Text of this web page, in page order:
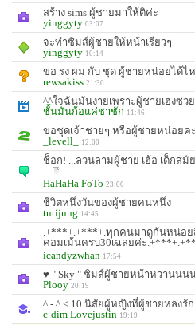
สร้าง sims ผู้ชายมาให้ติค่ะ
yinggyty 03:07
จะทำซิมส์ผู้ชายให้หน้าเรียวๆ
yinggyty 10:14
ขอ รง ผม กับ ชุด ผู้ชายหน่อยได้
rewsakiss 21:30
^^ใจฉันมันง่ายเพราะผู้ชายเฮงซว
ชั้นมันก้อแค่ชาชัก 11:46
ขอชุดเจ้าชายๆ หรือผู้ชายหน่อยคะ
_levell_
12:00
ช็อก! ...ลวนลามผู้ชาย เฮ้อ เด็กส
HaHaHa FoTo 23:06
ชีวิตหนึ่งวันของผู้ชายคนหนึ่ง
tutijung 14:45
.+***+.+***+.ทุกคนมาดูกันหน่อ
คอมเม้นครบ30เฉลยค่ะ
icandyzwhan 17:54
♥ " Sky " ซิมส์ผู้ชายหน้าหวานนน
Plooy 20:19
^ - ^ < 10 นิสัยผู้หญิงที่ผู้ชายหลงรัก
c-dim Lovejustin 19:19